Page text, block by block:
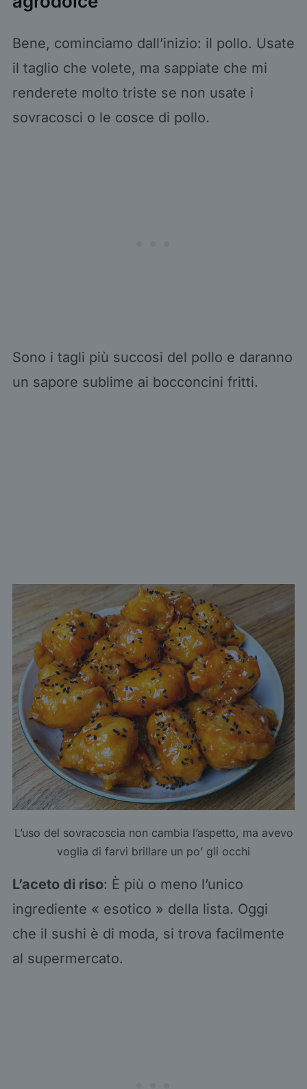
Bene, cominciamo dall’inizio: il pollo. Usate
il taglio che volete, ma sappiate che mi
renderete molto triste se non usate i
sovracosci o le cosce di pollo.
Sono i tagli più succosi del pollo e daranno
un sapore sublime ai bocconcini fritti.
L’uso del sovracoscia non cambia l’aspetto, ma avevo
voglia di farvi brillare un po’ gli occhi
L’aceto di riso: È più o meno l’unico
ingrediente « esotico » della lista. Oggi
che il sushi è di moda, si trova facilmente
al supermercato.